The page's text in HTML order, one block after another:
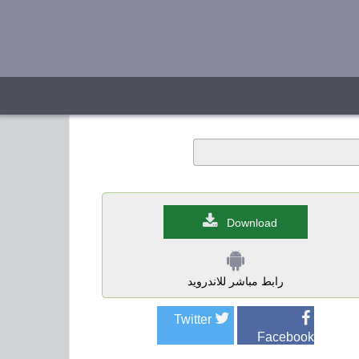
Download
رابط مباشر للاندرويد
Facebook
Twitter